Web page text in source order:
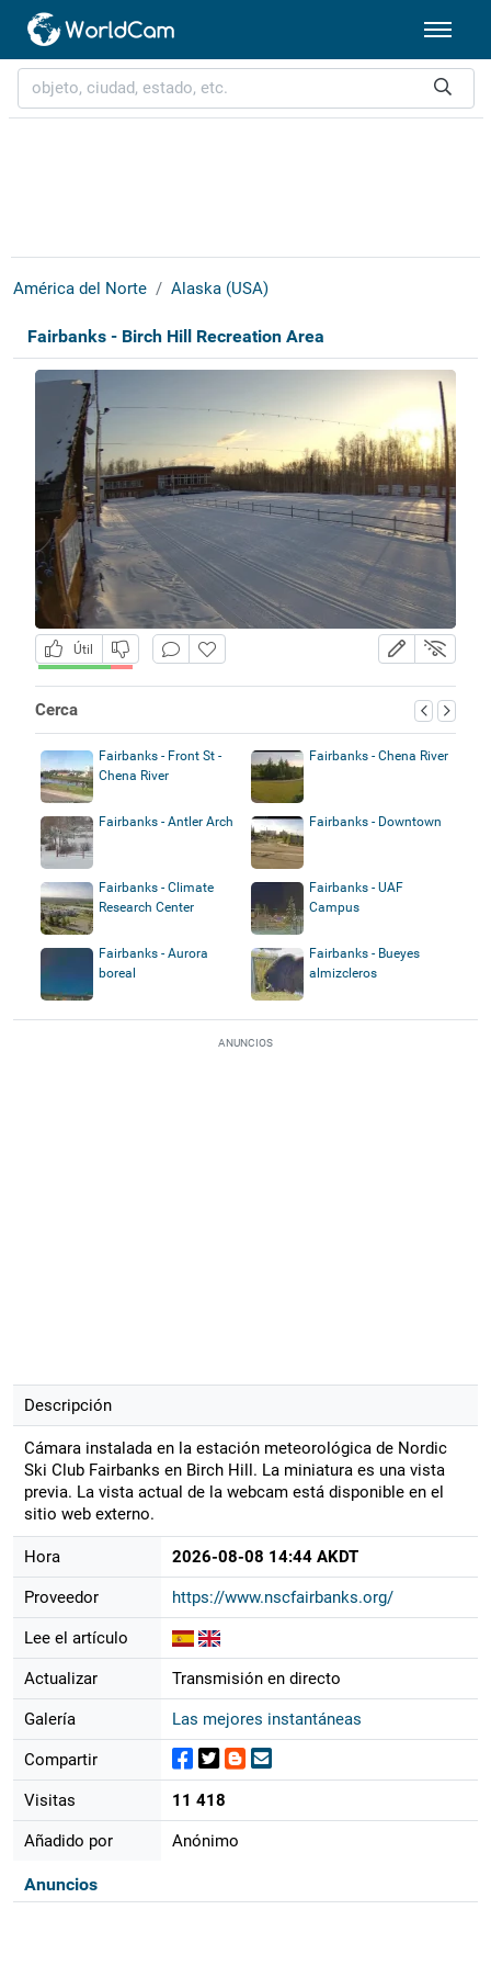
América del Norte Alaska (USA)
Fairbanks - Birch Hill Recreation Area
Útil
Cerca
Fairbanks - Front St -
Chena River
Fairbanks - Chena River
Fairbanks - Antler Arch Fairbanks - Downtown
Fairbanks - Climate
Research Center
Fairbanks - UAF
Campus
Fairbanks - Aurora
boreal
Fairbanks - Bueyes
almizcleros
ANUNCIOS
Descripción
Cámara instalada en la estación meteorológica de Nordic
Ski Club Fairbanks en Birch Hill. La miniatura es una vista
previa. La vista actual de la webcam está disponible en el
sitio web externo.
Hora 2026-08-08 14:44 AKDT
Proveedor https://www.nscfairbanks.org/
Lee el artículo
Actualizar Transmisión en directo
Galería Las mejores instantáneas
Compartir
Visitas 11 418
Añadido por Anónimo
Anuncios